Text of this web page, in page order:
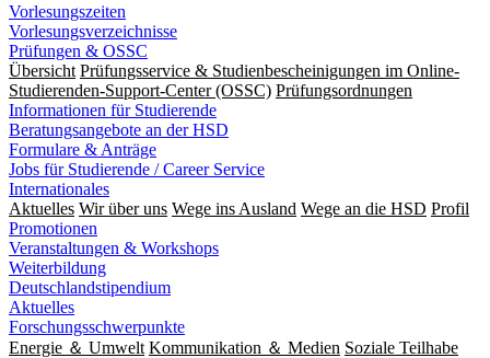
Vorlesungszeiten
Vorlesungsverzeichnisse
Prüfungen & OSSC
Übersicht Prüfungsservice & Studienbescheinigungen im Online-
Studierenden-Support-Center (OSSC) Prüfungsordnungen
Informationen für Studierende
Beratungsangebote an der HSD
Formulare & Anträge
Jobs für Studierende / Career Service
Internationales
Aktuelles Wir über uns Wege ins Ausland Wege an die HSD Profil
Promotionen
Veranstaltungen & Workshops
Weiterbildung
Deutschlandstipendium
Aktuelles
Forschungsschwerpunkte
Energie ＆ Umwelt Kommunikation ＆ Medien Soziale Teilhabe